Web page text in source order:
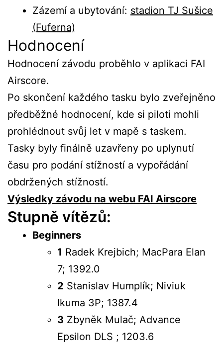
Zázemí a ubytování: stadion TJ Sušice
(Fuferna)
Hodnocení
Hodnocení závodu proběhlo v aplikaci FAI
Airscore.
Po skončení každého tasku bylo zveřejněno
předběžné hodnocení, kde si piloti mohli
prohlédnout svůj let v mapě s taskem.
Tasky byly finálně uzavřeny po uplynutí
času pro podání stížností a vypořádání
obdržených stížností.
Výsledky závodu na webu FAI Airscore
Stupně vítězů:
Beginners
1 Radek Krejbich; MacPara Elan
7; 1392.0
2 Stanislav Humplík; Niviuk
Ikuma 3P; 1387.4
3 Zbyněk Mulač; Advance
Epsilon DLS ; 1203.6